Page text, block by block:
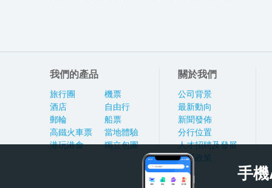
我們的產品
旅行團
酒店
郵輪
高鐵火車票
港玩港食
機票
自由行
船票
當地體驗
獨立包團
關於我們
公司背景
最新動向
新聞發佈
分行位置
人才招聘及發展
私隱政策
手